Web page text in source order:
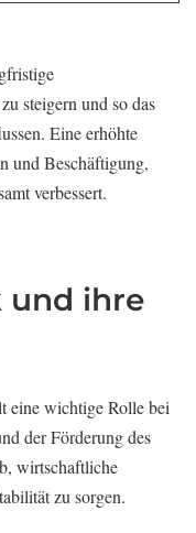
steigern und so das
Eine erhöhte
und Beschäftigung,
verbessert.
und ihre
eine wichtige Rolle bei
der Förderung des
wirtschaftliche
zu sorgen.